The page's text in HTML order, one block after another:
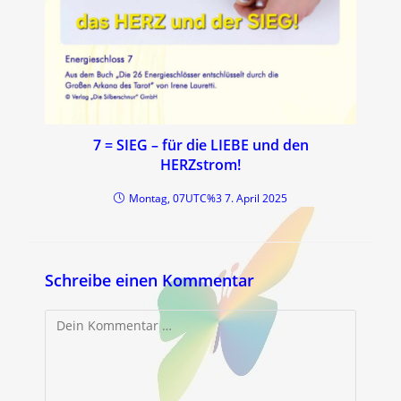
7 = SIEG – für die LIEBE und den
HERZstrom!
Montag, 07UTC%3 7. April 2025
Schreibe einen Kommentar
Kommentar